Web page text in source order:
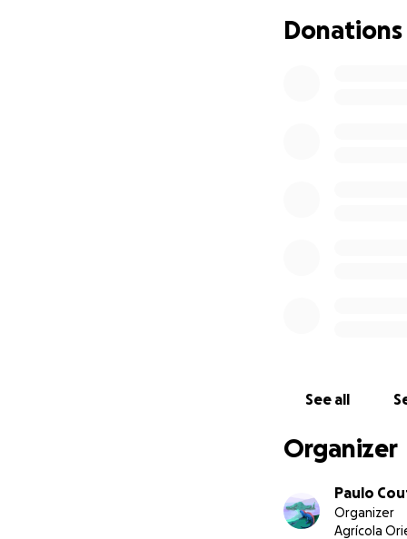
hospital, pero
Coutiño Morales
[email redacted]
Donations
See all
Organizer
Paulo
Organizer
Agrícola